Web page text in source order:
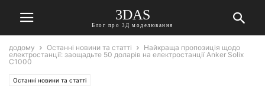
3DAS
Блог про 3Д моделювання
додому Останні новини та статті
Найкраща пропозиція щодо
електростанції: заощадьте 50 доларів на електростанції Anker Solix
C1000
Останні новини та статті